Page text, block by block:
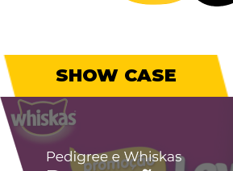
SHOW CASE